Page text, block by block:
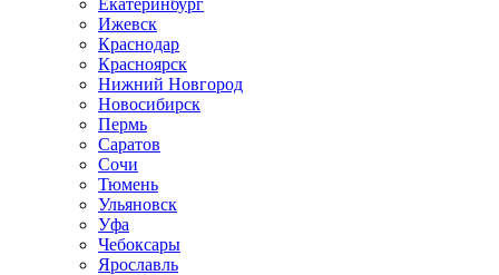
Екатеринбург
Ижевск
Краснодар
Красноярск
Нижний Новгород
Новосибирск
Пермь
Саратов
Сочи
Тюмень
Ульяновск
Уфа
Чебоксары
Ярославль